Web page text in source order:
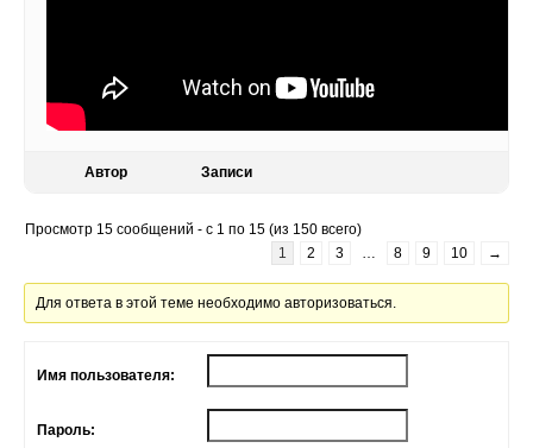
Автор Записи
Просмотр 15 сообщений - с 1 по 15 (из 150 всего)
1
2 3 … 8 9 10 →
Для ответа в этой теме необходимо авторизоваться.
Имя пользователя:
Пароль: